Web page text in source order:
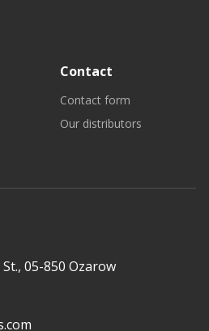
Contact
Contact form
Our distributors
05-850 Ozarow